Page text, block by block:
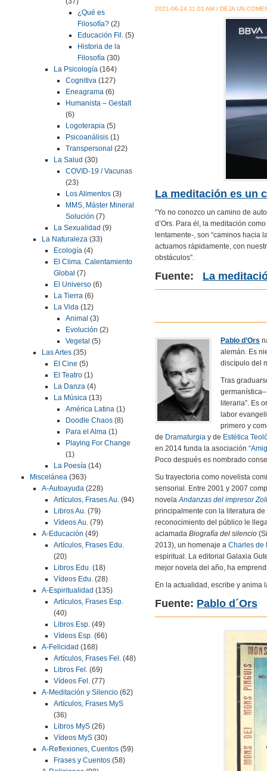
¿Qué es
Filosofía? (2)
Educación Fil. (5)
Historia de la
Filosofía (30)
La Psicología (164)
Cognitiva (127)
Eneagrama (6)
Humanista – Gestalt
(6)
Logoterapia (5)
Psicoanálisis (1)
Transpersonal (22)
La Salud (30)
COVID-19 / Vacunas
(23)
Los Alimentos (3)
MMS, Máster Mineral
Solución (7)
La Sexualidad (9)
La Naturaleza (33)
Ecología (4)
El Clima. Calentamiento
Global (7)
El Universo (6)
La Tierra (6)
La Vida (12)
Animal (3)
Evolución (2)
Vegetal (5)
Las Artes (35)
El Cine (5)
El Teatro (1)
La Danza (4)
La Música (13)
América Latina (1)
Doodle Chaos (8)
Para el Alma (1)
Playing For Change
(1)
La Poesía (14)
Miscelánea (363)
A-Autoayuda (228)
Artículos, Frases Au. (94)
Libros Au. (79)
Vídeos Au. (79)
A-Educación (49)
Artículos, Frases Edu.
(20)
Libros Edu. (18)
Vídeos Edu. (28)
A-Espiritualidad (135)
Artículos, Frases Esp.
(40)
Libros Esp. (49)
Vídeos Esp. (66)
A-Felicidad (168)
Artículos, Frases Fel. (48)
Libros Fel. (69)
Vídeos Fel. (77)
A-Meditación y Silencio (62)
Artículos, Frases MyS
(36)
Libros MyS (26)
Vídeos MyS (30)
A-Reflexiones, Cuentos (59)
Frases y Cuentos (58)
2021-06-24 11:01 AM / DEJA UN
La meditación es un
“Yo no conozco un camino de
d’Ors. Para él, la meditación
lentamente-, son “caminos hacia
actuamos rápidamente, con
obstáculos”.
Fuente: La
Pablo d’Ors
alemán. Es
discípulo del
Tras
literaria”. Es
labor
primero y
de Dramaturgia y de Estética
en 2014 funda la asociación
Poco después es nombrado
Su trayectoria como novelista
sensorial. Entre 2001 y 2007
novelaAndanzas del impresor
principalmente con la literatura de
reconocimiento del público le
aclamada Biografía del silencio
2013), un homenaje a Charles de
espiritual. La editorial Galaxia
mejor novela del año, ha
En la actualidad, escribe y anima
Fuente: Pablo d´Ors